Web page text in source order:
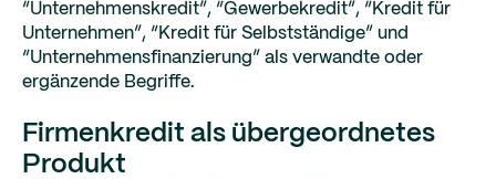
“Unternehmenskredit”, “Gewerbekredit”, “Kredit für
Unternehmen”, “Kredit für Selbstständige” und
“Unternehmensfinanzierung” als verwandte oder
ergänzende Begriffe.
Firmenkredit als übergeordnetes
Produkt